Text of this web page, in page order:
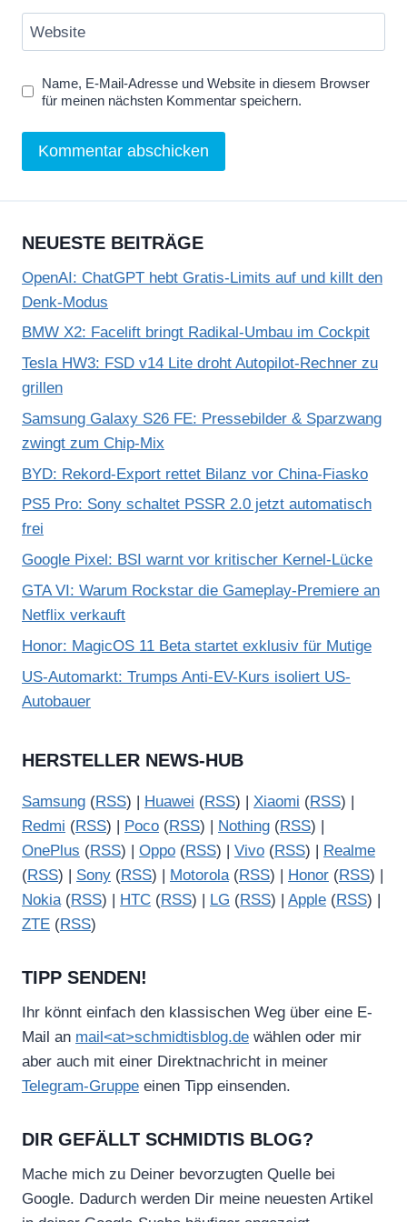
Website
Name, E-Mail-Adresse und Website in diesem Browser
für meinen nächsten Kommentar speichern.
NEUESTE BEITRÄGE
OpenAI: ChatGPT hebt Gratis-Limits auf und killt den
Denk-Modus
BMW X2: Facelift bringt Radikal-Umbau im Cockpit
Tesla HW3: FSD v14 Lite droht Autopilot-Rechner zu
grillen
Samsung Galaxy S26 FE: Pressebilder & Sparzwang
zwingt zum Chip-Mix
BYD: Rekord-Export rettet Bilanz vor China-Fiasko
PS5 Pro: Sony schaltet PSSR 2.0 jetzt automatisch
frei
Google Pixel: BSI warnt vor kritischer Kernel-Lücke
GTA VI: Warum Rockstar die Gameplay-Premiere an
Netflix verkauft
Honor: MagicOS 11 Beta startet exklusiv für Mutige
US-Automarkt: Trumps Anti-EV-Kurs isoliert US-
Autobauer
HERSTELLER NEWS-HUB
Samsung (RSS) | Huawei (RSS) | Xiaomi (RSS) |
Redmi (RSS) | Poco (RSS) | Nothing (RSS) |
OnePlus (RSS) | Oppo (RSS) | Vivo (RSS) |
Realme
(RSS) | Sony (RSS) | Motorola(RSS) | Honor (RSS) |
Nokia(RSS) | HTC (RSS) | LG (RSS) | Apple (RSS) |
ZTE (RSS)
TIPP SENDEN!
Ihr könnt einfach den klassischen Weg über eine E-
Mail an mail<at>schmidtisblog.de wählen oder mir
aber auch mit einer Direktnachricht in meiner
Telegram-Gruppe einen Tipp einsenden.
DIR GEFÄLLT SCHMIDTIS BLOG?
Mache mich zu Deiner bevorzugten Quelle bei
Google. Dadurch werden Dir meine neuesten Artikel